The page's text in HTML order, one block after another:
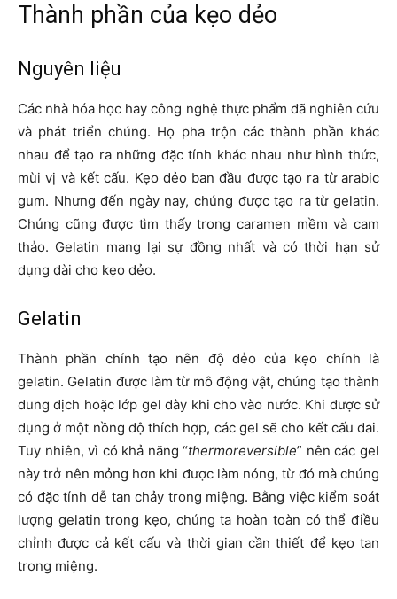
Thành phần của kẹo dẻo
Nguyên liệu
Các nhà hóa học hay công nghệ thực phẩm đã nghiên cứu
và phát triển chúng. Họ pha trộn các thành phần khác
nhau để tạo ra những đặc tính khác nhau như hình thức,
mùi vị và kết cấu. Kẹo dẻo ban đầu được tạo ra từ arabic
gum. Nhưng đến ngày nay, chúng được tạo ra từ gelatin.
Chúng cũng được tìm thấy trong caramen mềm và cam
thảo. Gelatin mang lại sự đồng nhất và có thời hạn sử
dụng dài cho kẹo dẻo.
Gelatin
Thành phần chính tạo nên độ dẻo của kẹo chính là
gelatin. Gelatin được làm từ mô động vật, chúng tạo thành
dung dịch hoặc lớp gel dày khi cho vào nước. Khi được sử
dụng ở một nồng độ thích hợp, các gel sẽ cho kết cấu dai.
Tuy nhiên, vì có khả năng “thermoreversible” nên các gel
này trở nên mỏng hơn khi được làm nóng, từ đó mà chúng
có đặc tính dễ tan chảy trong miệng. Bằng việc kiểm soát
lượng gelatin trong kẹo, chúng ta hoàn toàn có thể điều
chỉnh được cả kết cấu và thời gian cần thiết để kẹo tan
trong miệng.